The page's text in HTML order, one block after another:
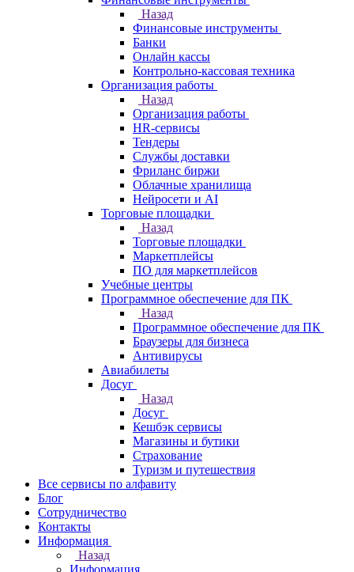
Назад
Финансовые инструменты
Банки
Онлайн кассы
Контрольно-кассовая техника
Организация работы
Назад
Организация работы
HR-сервисы
Тендеры
Службы доставки
Фриланс биржи
Облачные хранилища
Нейросети и AI
Торговые площадки
Назад
Торговые площадки
Маркетплейсы
ПО для маркетплейсов
Учебные центры
Программное обеспечение для ПК
Назад
Программное обеспечение для ПК
Браузеры для бизнеса
Антивирусы
Авиабилеты
Досуг
Назад
Досуг
Кешбэк сервисы
Магазины и бутики
Страхование
Туризм и путешествия
Все сервисы по алфавиту
Блог
Сотрудничество
Контакты
Информация
Назад
Информация